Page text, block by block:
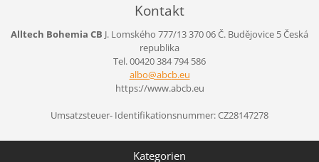
Kontakt
Alltech Bohemia CB J. Lomského 777/13370 06 Č. Budějovice 5Česká
republika
Tel. 00420 384 794 586
albo@abcb.eu
https://www.abcb.eu
Umsatzsteuer- Identifikationsnummer: CZ28147278
Kategorien